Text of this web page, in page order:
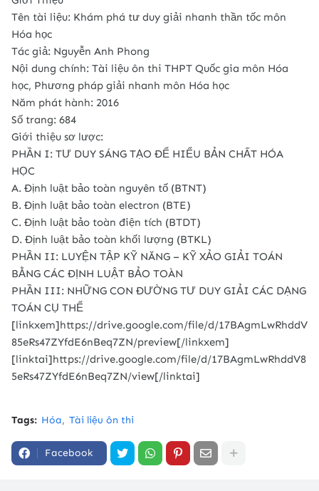
Tên tài liệu: Khám phá tư duy giải nhanh thần tốc môn
Hóa học
Tác giả: Nguyễn Anh Phong
Nội dung chính: Tài liệu ôn thi THPT Quốc gia môn Hóa
học, Phương pháp giải nhanh môn Hóa học
Năm phát hành: 2016
Số trang: 684
Giới thiệu sơ lược:
PHẦN I: TƯ DUY SÁNG TẠO ĐỂ HIỂU BẢN CHẤT HÓA
HỌC
A. Định luật bảo toàn nguyên tố (BTNT)
B. Định luật bảo toàn electron (BTE)
C. Định luật bảo toàn điện tích (BTDT)
D. Định luật bảo toàn khối lượng (BTKL)
PHẦN II: LUYỆN TẬP KỸ NĂNG – KỸ XẢO GIẢI TOÁN
BẰNG CÁC ĐỊNH LUẬT BẢO TOÀN
PHẦN III: NHỮNG CON ĐƯỜNG TƯ DUY GIẢI CÁC DẠNG
TOÁN CỤ THỂ
[linkxem]https://drive.google.com/file/d/17BAgmLwRhddV
85eRs47ZYfdE6nBeq7ZN/preview[/linkxem]
[linktai]https://drive.google.com/file/d/17BAgmLwRhddV8
5eRs47ZYfdE6nBeq7ZN/view[/linktai]
Tags: Hóa Tài liệu ôn thi
Facebook